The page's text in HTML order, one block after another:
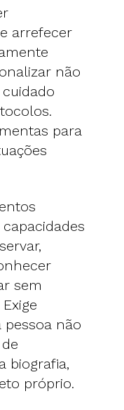
arrefecer
não
para
sem
não
biografia,
próprio.